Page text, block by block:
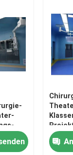
LED
Reinraum-Tür